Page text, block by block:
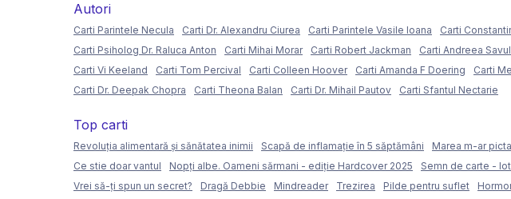
Autori
Carti Parintele Necula Carti Dr. Alexandru Ciurea Carti Parintele Vasile Ioana Carti
Carti Psiholog Dr. Raluca Anton
Carti Mihai Morar Carti Robert Jackman Carti Andreea
Carti Vi Keeland
Carti Tom Percival Carti Colleen Hoover Carti Amanda F Doering Carti
Carti Dr. Deepak Chopra
Carti Theona Balan Carti Dr. Mihail Pautov Carti Sfantul Nectarie
Top carti
Revoluția alimentară și sănătatea inimii Scapă de inflamație în 5 săptămâni Marea m-ar
Ce stie doar vantul
Nopți albe. Oameni sărmani - ediție Hardcover 2025 Semn de carte -
Vrei să-ți spun un secret?
Dragă Debbie Mindreader Trezirea Pilde pentru suflet